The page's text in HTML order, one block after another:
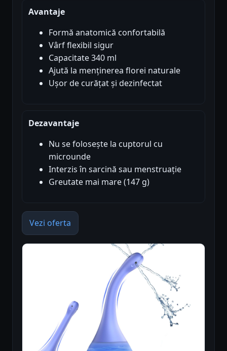
Avantaje
Formă anatomică confortabilă
Vârf flexibil sigur
Capacitate 340 ml
Ajută la menținerea florei naturale
Ușor de curățat și dezinfectat
Dezavantaje
Nu se folosește la cuptorul cu
microunde
Interzis în sarcină sau menstruație
Greutate mai mare (147 g)
Vezi oferta